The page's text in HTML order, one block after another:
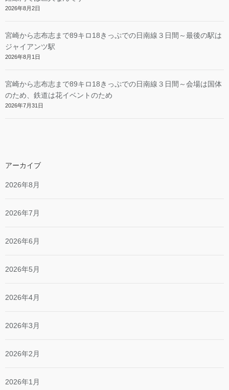
2026年8月2日
宮崎から志布志まで89キロ18きっぷでの日南線３日間～最後の駅は
ジャイアンツ駅
2026年8月1日
宮崎から志布志まで89キロ18きっぷでの日南線３日間～会場は国体
のため、鉄道は花イベントのため
2026年7月31日
アーカイブ
2026年8月
2026年7月
2026年6月
2026年5月
2026年4月
2026年3月
2026年2月
2026年1月